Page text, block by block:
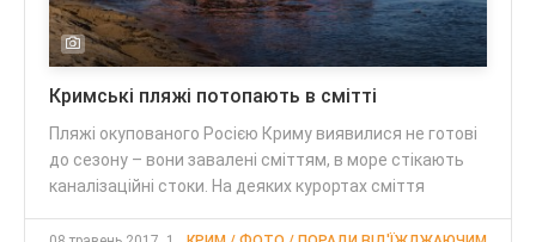
Кримські пляжі потопають в смітті
Пляжі окупованого Росією Криму виявилися не готові
до сезону – вони завалені сміттям, в море стікають
каналізаційні стоки. На деяких курортах сміття